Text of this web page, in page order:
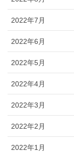
2022年7月
2022年6月
2022年5月
2022年4月
2022年3月
2022年2月
2022年1月